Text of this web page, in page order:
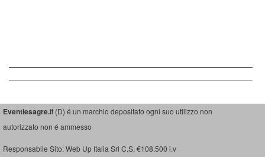
Eventiesagre.it (D) é un marchio depositato ogni suo utilizzo non
autorizzato non é ammesso
Responsabile Sito: Web Up Italia Srl C.S. €108.500 i.v